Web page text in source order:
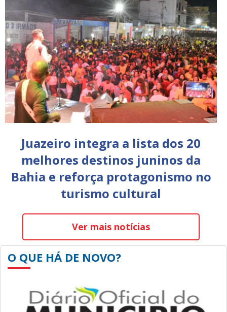
Juazeiro integra a lista dos 20
melhores destinos juninos da
Bahia e reforça protagonismo no
turismo cultural
Ver mais notícias
O QUE HÁ DE NOVO?